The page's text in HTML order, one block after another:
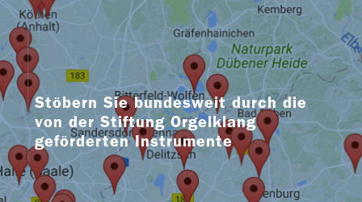
Stöbern Sie bundesweit durch die
von der Stiftung Orgelklang
geförderten Instrumente